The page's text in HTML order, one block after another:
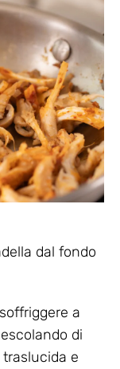
dal fondo
a
di
e